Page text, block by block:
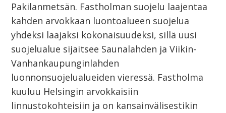
Pakilanmetsän. Fastholman suojelu laajentaa
kahden arvokkaan luontoalueen suojelua
yhdeksi laajaksi kokonaisuudeksi, sillä uusi
suojelualue sijaitsee Saunalahden ja Viikin-
Vanhankaupunginlahden
luonnonsuojelualueiden vieressä. Fastholma
kuuluu Helsingin arvokkaisiin
linnustokohteisiin ja on kansainvälisestikin